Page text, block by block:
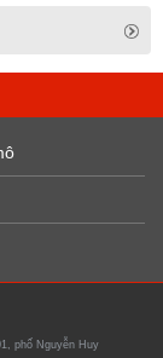
phố Nguyễn Huy